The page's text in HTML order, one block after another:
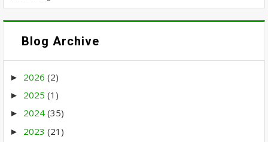
Blog Archive
► 2026 (2)
► 2025 (1)
► 2024 (35)
► 2023 (21)